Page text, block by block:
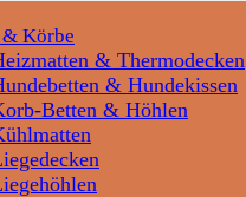
Körbe
& Thermodecken
& Hundekissen
Betten & Höhlen